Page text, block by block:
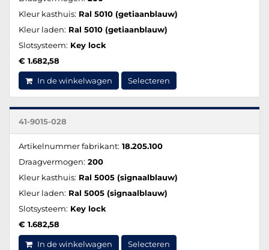
Kleur kasthuis: Ral 5010 (getiaanblauw)
Kleur laden: Ral 5010 (getiaanblauw)
Slotsysteem: Key lock
€ 1.682,58
In de winkelwagen Selecteren
41-9015-028
Artikelnummer fabrikant: 18.205.100
Draagvermogen: 200
Kleur kasthuis: Ral 5005 (signaalblauw)
Kleur laden: Ral 5005 (signaalblauw)
Slotsysteem: Key lock
€ 1.682,58
In de winkelwagen Selecteren